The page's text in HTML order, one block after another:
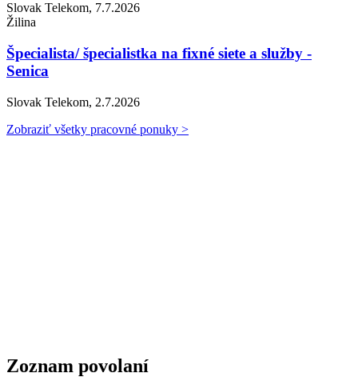
Slovak Telekom, 7.7.2026
Žilina
Špecialista/ špecialistka na fixné siete a služby -
Senica
Slovak Telekom, 2.7.2026
Zobraziť všetky pracovné ponuky >
Zoznam povolaní